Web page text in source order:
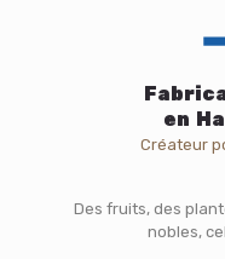
en
Créateur
Des fruits, des
nobles,